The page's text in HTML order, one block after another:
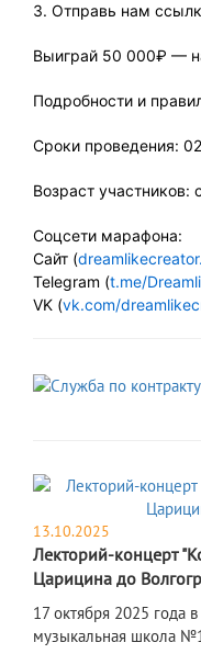
3. Отправь нам
Выиграй 50 000₽ —
Подробности и
Сроки проведения:
Возраст участников:
Соцсети марафона:
Сайт (
Telegram (t.me/
VK (vk.com/
13.10.2025
Лекторий-концерт
Царицина до
​17 октября 2025 года
музыкальная школа